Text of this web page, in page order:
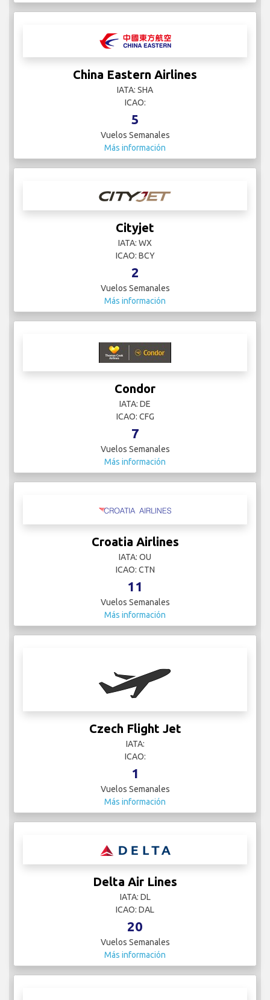
China Eastern Airlines
IATA: SHA
ICAO:
5
Vuelos Semanales
Más información
Cityjet
IATA: WX
ICAO: BCY
2
Vuelos Semanales
Más información
Condor
IATA: DE
ICAO: CFG
7
Vuelos Semanales
Más información
Croatia Airlines
IATA: OU
ICAO: CTN
11
Vuelos Semanales
Más información
Czech Flight Jet
IATA:
ICAO:
1
Vuelos Semanales
Más información
Delta Air Lines
IATA: DL
ICAO: DAL
20
Vuelos Semanales
Más información